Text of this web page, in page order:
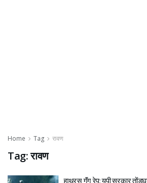
Home Tag रावण
Tag:रावण
हाथरस गॅंग रेप: युपी सरकार